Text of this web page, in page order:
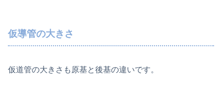
仮導管の大きさ
仮道管の大きさも原基と後基の違いです。